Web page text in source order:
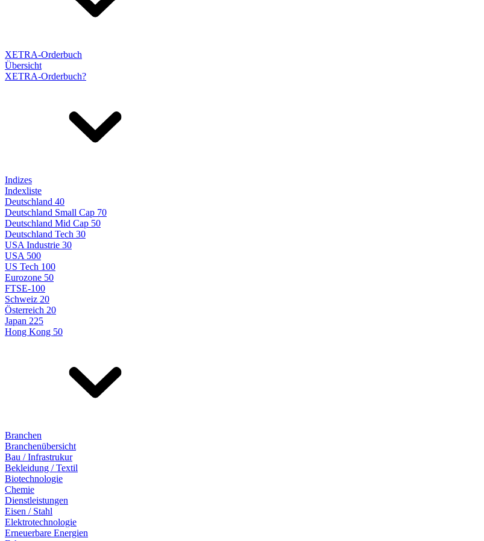
XETRA-Orderbuch
Übersicht
XETRA-Orderbuch?
Indizes
Indexliste
Deutschland 40
Deutschland Small Cap 70
Deutschland Mid Cap 50
Deutschland Tech 30
USA Industrie 30
USA 500
US Tech 100
Eurozone 50
FTSE-100
Schweiz 20
Österreich 20
Japan 225
Hong Kong 50
Branchen
Branchenübersicht
Bau / Infrastrukur
Bekleidung / Textil
Biotechnologie
Chemie
Dienstleistungen
Eisen / Stahl
Elektrotechnologie
Erneuerbare Energien